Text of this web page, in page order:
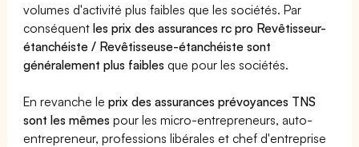
volumes d'activité plus faibles que les sociétés. Par
conséquentles prix des assurances rc pro Revêtisseur-
étanchéiste / Revêtisseuse-étanchéiste sont
généralement plus faibles que pour les sociétés.
En revanche leprix des assurances prévoyances TNS
sont les mêmes pour les micro-entrepreneurs, auto-
entrepreneur, professions libérales et chef d'entreprise